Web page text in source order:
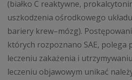
(białko C reaktywne,
uszkodzenia ośrodkowego
bariery krew–mózg).
których rozpoznano SAE, polega
leczeniu zakażenia i
leczeniu objawowym unikać